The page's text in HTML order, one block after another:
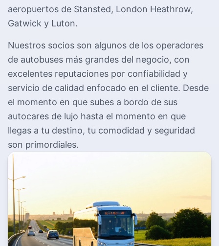
aeropuertos de Stansted, London Heathrow,
Gatwick y Luton.
Nuestros socios son algunos de los operadores
de autobuses más grandes del negocio, con
excelentes reputaciones por confiabilidad y
servicio de calidad enfocado en el cliente. Desde
el momento en que subes a bordo de sus
autocares de lujo hasta el momento en que
llegas a tu destino, tu comodidad y seguridad
son primordiales.